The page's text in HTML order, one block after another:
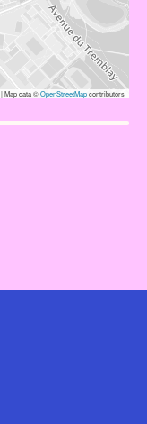
|Map data ©OpenStreetMapcontributors